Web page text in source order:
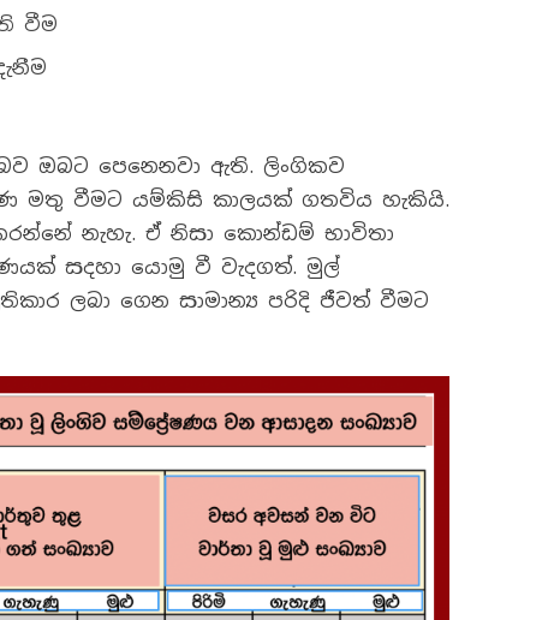
වීම
ඔබට පෙනෙනවා ඇති. ලිංගිකව
මතු වීමට යම්කිසි කාලයක් ගතවිය හැකියි.
නැහැ. ඒ නිසා කොන්ඩම් භාවිතා
සදහා යොමු වී වැදගත්. මුල්
ලබා ගෙන සාමාන්‍ය පරිදි ජීවත් වීමට